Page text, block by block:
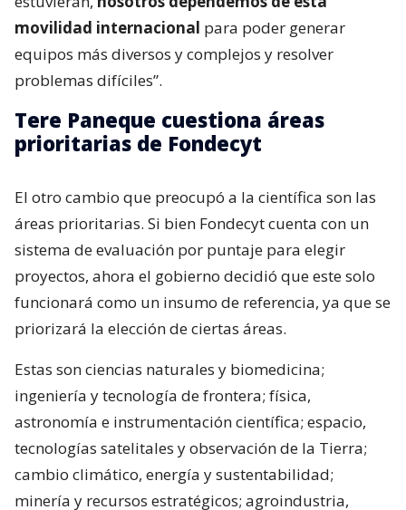
movilidad internacional para poder generar
equipos más diversos y complejos y resolver
problemas difíciles”.
Tere Paneque cuestiona áreas
prioritarias de Fondecyt
El otro cambio que preocupó a la científica son las
áreas prioritarias. Si bien Fondecyt cuenta con un
sistema de evaluación por puntaje para elegir
proyectos, ahora el gobierno decidió que este solo
funcionará como un insumo de referencia, ya que se
priorizará la elección de ciertas áreas.
Estas son ciencias naturales y biomedicina;
ingeniería y tecnología de frontera; física,
astronomía e instrumentación científica; espacio,
tecnologías satelitales y observación de la Tierra;
cambio climático, energía y sustentabilidad;
minería y recursos estratégicos; agroindustria,